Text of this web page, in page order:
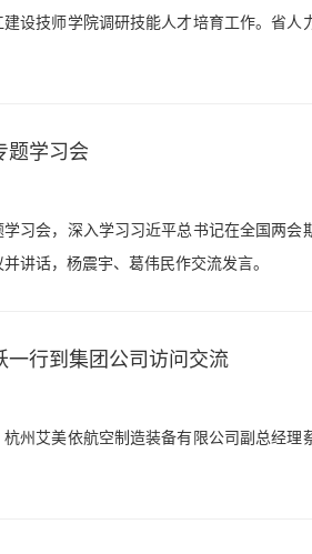
设技师学院调研技能人才培育工作。省
题学习会
习会，深入学习习近平总书记在全国两
讲话，杨震宇、葛伟民作交流发言。
一行到集团公司访问交流
州艾美依航空制造装备有限公司副总经理